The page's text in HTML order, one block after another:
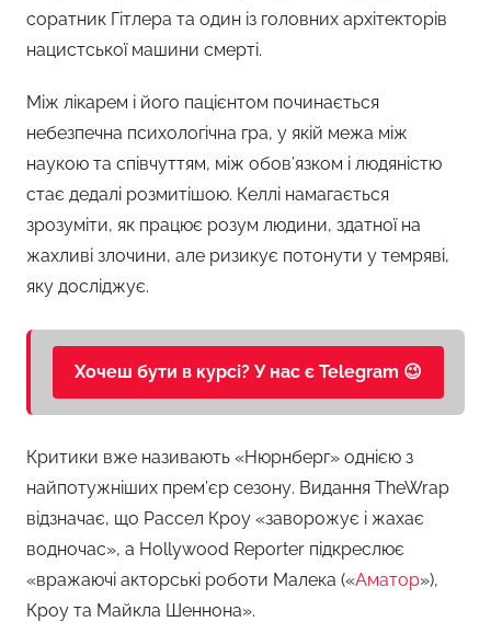
соратник Гітлера та один із головних архітекторів
нацистської машини смерті.
Між лікарем і його пацієнтом починається
небезпечна психологічна гра, у якій межа між
наукою та співчуттям, між обов’язком і людяністю
стає дедалі розмитішою. Келлі намагається
зрозуміти, як працює розум людини, здатної на
жахливі злочини, але ризикує потонути у темряві,
яку досліджує.
Хочеш бути в курсі? У нас є Telegram 😉
Критики вже називають «Нюрнберг» однією з
найпотужніших прем’єр сезону. Видання TheWrap
відзначає, що Рассел Кроу «заворожує і жахає
водночас», а Hollywood Reporter підкреслює
«вражаючі акторські роботи Малека («Аматор»),
Кроу та Майкла Шеннона».